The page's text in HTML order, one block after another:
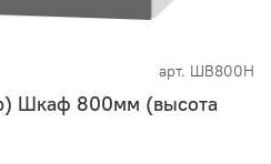
арт. ШВ800Н
Шкаф 800мм (высота